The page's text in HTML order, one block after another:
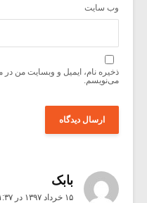
وب‌ سایت
ذخیره نام، ایمیل و وبسایت من در
می‌نویسم.
بابک
۱۵ خرداد ۱۳۹۷ در ۱:۳۷ ب٫ظ